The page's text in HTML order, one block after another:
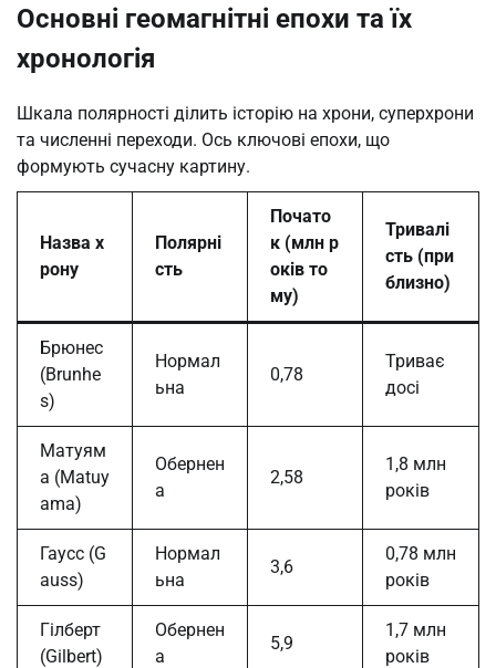
Основні геомагнітні епохи та їх
хронологія
Шкала полярності ділить історію на хрони, суперхрони
та численні переходи. Ось ключові епохи, що
формують сучасну картину.
Назва х
рону
Полярні
сть
Почато
к (млн р
оків то
му)
Тривалі
сть (при
близно)
Брюнес
(Brunhe
s)
Нормал
ьна
0,78
Триває
досі
Матуям
а (Matuy
ama)
Обернен
а
2,58
1,8 млн
років
Гаусс (G
auss)
Нормал
ьна
3,6
0,78 млн
років
Гілберт
(Gilbert)
Обернен
а
5,9
1,7 млн
років